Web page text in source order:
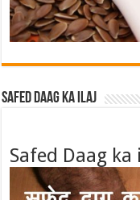
Safed Daag ka ilaj
Safed Daag ka